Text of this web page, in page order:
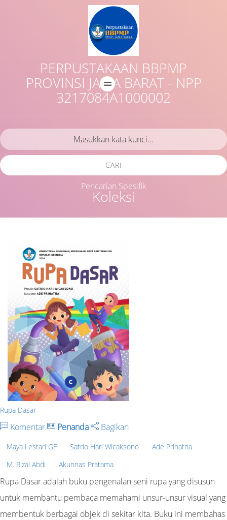
PERPUSTAKAAN BBPMP
PROVINSI JAWA BARAT - NPP
3217084A1000002
Koleksi
CARI
Pencarian Spesifik
Rupa Dasar
Komentar Penanda Bagikan
Maya Lestari GF Satrio Hari Wicaksono
Ade Prihatna
M. Rizal Abdi
Akunnas Pratama
Rupa Dasar adalah buku pengenalan seni rupa yang disusun
untuk membantu pembaca memahami unsur-unsur visual yang
membentuk berbagai objek di sekitar kita. Buku ini membahas